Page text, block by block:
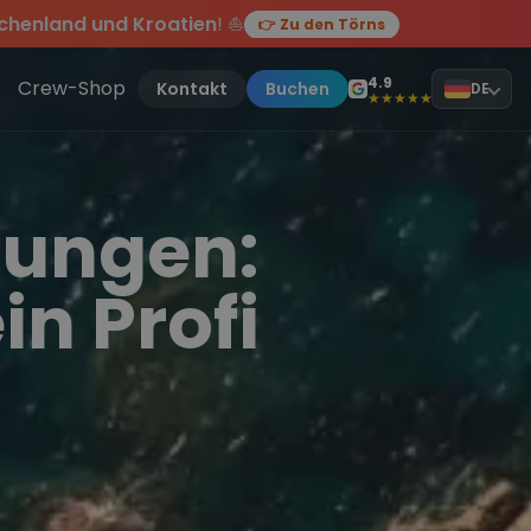
und Kroatien! ⛵ 👉 Zu den Törns
Törn!
des Jahres, sei dabei.
Crew-Shop Kontakt Buchen 4.9
★★★★★ DE
Profi